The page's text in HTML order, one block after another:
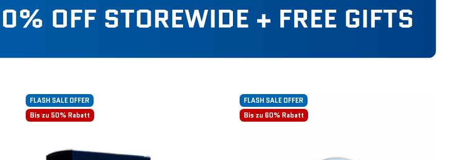
FLASH SALE OFFER
Bis zu 50% Rabatt
FLASH SALE OFFER
Bis zu 60% Rabatt